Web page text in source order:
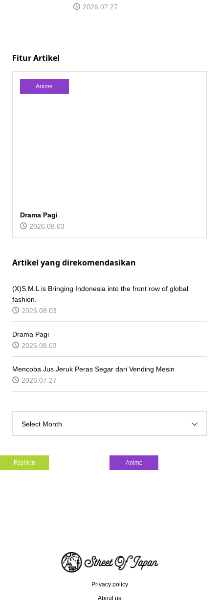
2026.07.27
Fitur Artikel
Anime
Drama Pagi
2026.08.03
Artikel yang direkomendasikan
(X)S.M.L is Bringing Indonesia into the front row of global
fashion.
2026.08.03
Drama Pagi
2026.08.03
Mencoba Jus Jeruk Peras Segar dari Vending Mesin
2026.07.27
Select Month
Fashion Anime
Privacy policy
About us